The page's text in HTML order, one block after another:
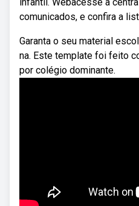
comunicados, e confira a
Garanta o seu material
na. Este template foi feito
por colégio dominante.